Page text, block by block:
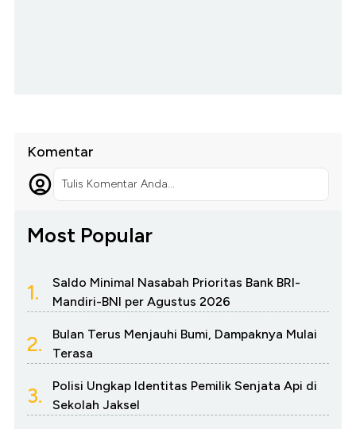
Komentar
Tulis Komentar Anda...
Most Popular
1.
Saldo Minimal Nasabah Prioritas Bank BRI-
Mandiri-BNI per Agustus 2026
2.
Bulan Terus Menjauhi Bumi, Dampaknya Mulai
Terasa
3.
Polisi Ungkap Identitas Pemilik Senjata Api di
Sekolah Jaksel